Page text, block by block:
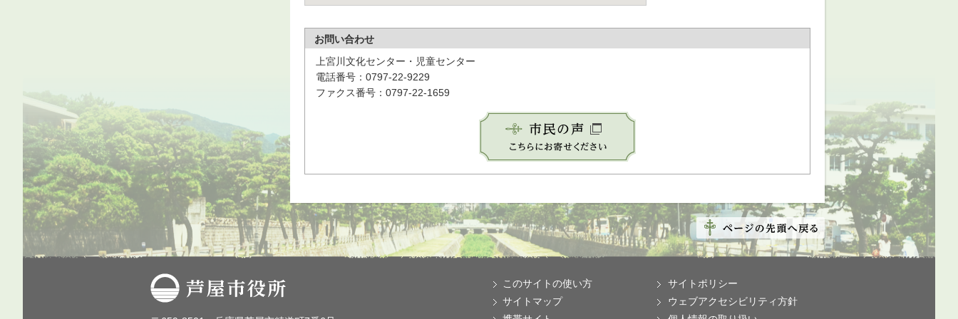
お問い合わせ
上宮川文化センター・児童センター
電話番号：0797-22-9229
ファクス番号：0797-22-1659
芦屋市役所
このサイトの使い方
サイトマップ
サイトポリシー
ウェブアクセシビリティ方針